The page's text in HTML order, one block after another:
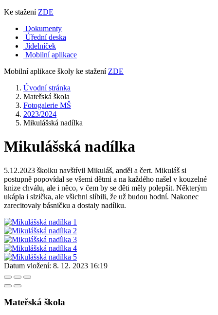
Ke stažení ZDE
Dokumenty
Úřední deska
Jídelníček
Mobilní aplikace
Mobilní aplikace školy ke stažení ZDE
Úvodní stránka
Mateřská škola
Fotogalerie MŠ
2023/2024
Mikulášská nadílka
Mikulášská nadílka
5.12.2023 školku navštívil Mikuláš, anděl a čert. Mikuláš si
postupně popovídal se všemi dětmi a na každého našel v kouzelné
knize chválu, ale i něco, v čem by se děti měly polepšit. Některým
ukápla i slzička, ale všichni slíbili, že už budou hodní. Nakonec
zarecitovaly básničku a dostaly nadílku.
Datum vložení: 8. 12. 2023 16:19
Mateřská škola